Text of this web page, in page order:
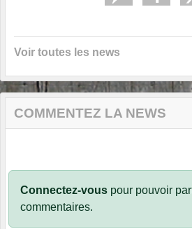
Voir toutes les news
COMMENTEZ LA NEWS
Connectez-vous pour pouvoir
commentaires.